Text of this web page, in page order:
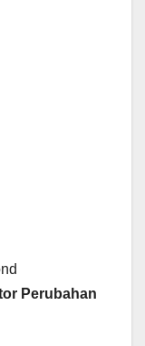
Perubahan